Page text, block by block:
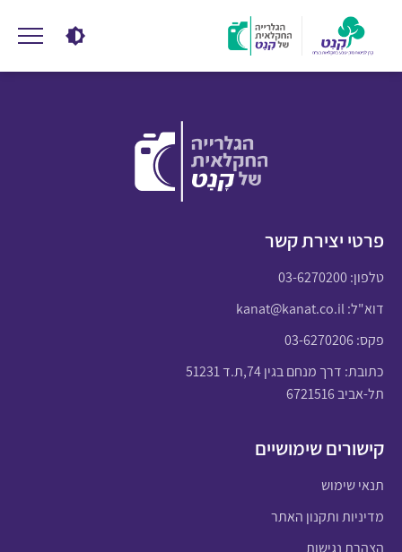
פרטי יצירת קשר
טלפון:03-6270200
דוא"ל:kanat@kanat.co.il
פקס: 03-6270206
כתובת: דרך מנחם בגין 74,ת.ד 51231
תל-אביב 6721516
קישורים שימושיים
תנאי שימוש
מדיניות ותקנון האתר
הצהרת נגישות